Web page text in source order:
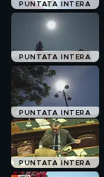
PUNTATA INTERA
PUNTATA INTERA
PUNTATA INTERA
PUNTATA INTERA